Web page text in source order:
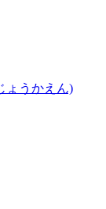
ょうかえん)